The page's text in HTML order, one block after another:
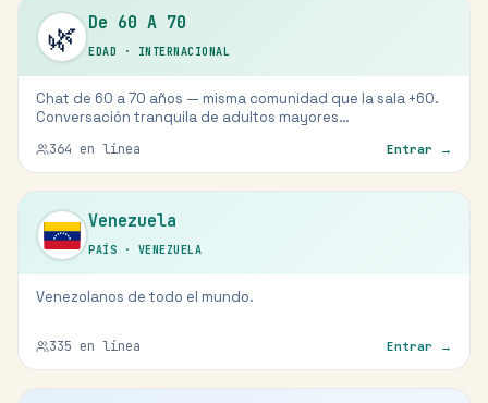
🌿 De 60 A 70
EDAD · INTERNACIONAL
Chat de 60 a 70 años — misma comunidad que la sala +60.
Conversación tranquila de adultos mayores
364 en línea Entrar →
Venezuela
PAÍS · VENEZUELA
Venezolanos de todo el mundo.
335 en línea Entrar →